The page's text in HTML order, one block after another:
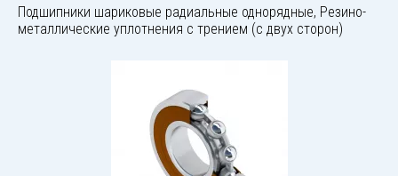
Подшипники шариковые радиальные однорядные, Резино-
металлические уплотнения с трением (с двух сторон)